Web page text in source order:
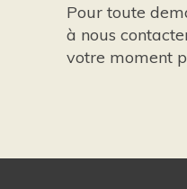
Pour toute
à nous
votre moment